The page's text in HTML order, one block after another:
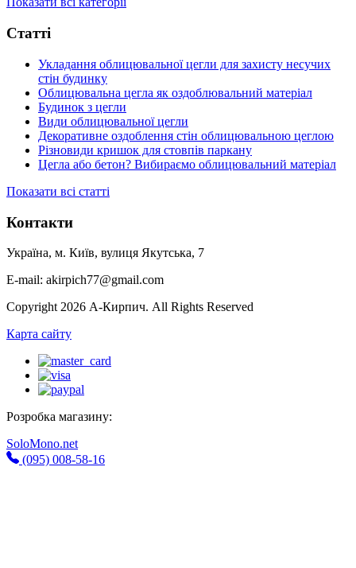
Статті
Укладання облицювальної цегли для захисту несучих
стін будинку
Облицювальна цегла як оздоблювальний матеріал
Будинок з цегли
Види облицювальної цегли
Декоративне оздоблення стін облицювальною цеглою
Різновиди кришок для стовпів паркану
Цегла або бетон? Вибираємо облицювальний матеріал
Показати всі статті
Контакти
Україна, м. Київ, вулиця Якутська, 7
E-mail: akirpich77@gmail.com
Copyright 2026 А-Кирпич. All Rights Reserved
Карта сайту
Розробка магазину:
SoloMono.net
(095) 008-58-16